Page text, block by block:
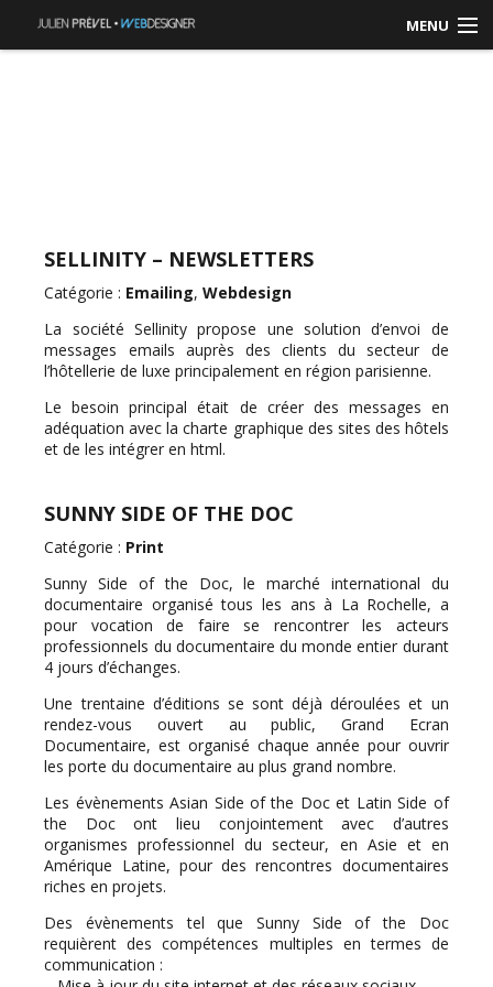
MENU
SELLINITY – NEWSLETTERS
Catégorie : Emailing,Webdesign
La société Sellinity propose une solution d’envoi de
messages emails auprès des clients du secteur de
l’hôtellerie de luxe principalement en région parisienne.
Le besoin principal était de créer des messages en
adéquation avec la charte graphique des sites des hôtels
et de les intégrer en html.
SUNNY SIDE OF THE DOC
Catégorie : Print
Sunny Side of the Doc, le marché international du
documentaire organisé tous les ans à La Rochelle, a
pour vocation de faire se rencontrer les acteurs
professionnels du documentaire du monde entier durant
4 jours d’échanges.
Une trentaine d’éditions se sont déjà déroulées et un
rendez-vous ouvert au public, Grand Ecran
Documentaire, est organisé chaque année pour ouvrir
les porte du documentaire au plus grand nombre.
Les évènements Asian Side of the Doc et Latin Side of
the Doc ont lieu conjointement avec d’autres
organismes professionnel du secteur, en Asie et en
Amérique Latine, pour des rencontres documentaires
riches en projets.
Des évènements tel que Sunny Side of the Doc
requièrent des compétences multiples en termes de
communication :